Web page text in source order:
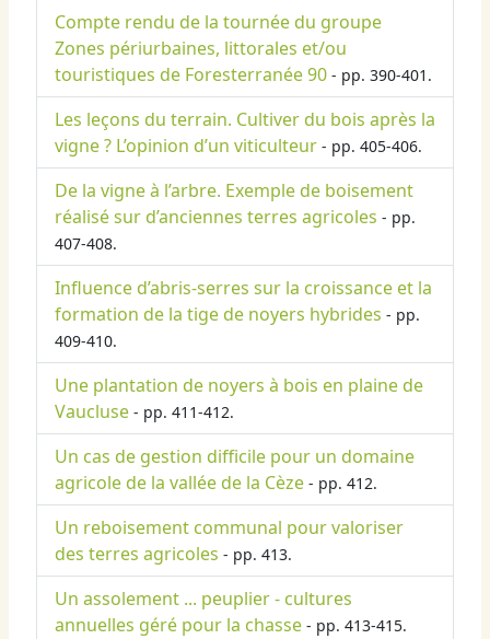
Compte rendu de la tournée du groupe
Zones périurbaines, littorales et/ou
touristiques de Foresterranée 90 - pp. 390-401.
Les leçons du terrain. Cultiver du bois après la
vigne ? L’opinion d’un viticulteur - pp. 405-406.
De la vigne à l’arbre. Exemple de boisement
réalisé sur d’anciennes terres agricoles - pp.
407-408.
Influence d’abris-serres sur la croissance et la
formation de la tige de noyers hybrides - pp.
409-410.
Une plantation de noyers à bois en plaine de
Vaucluse - pp. 411-412.
Un cas de gestion difficile pour un domaine
agricole de la vallée de la Cèze - pp. 412.
Un reboisement communal pour valoriser
des terres agricoles - pp. 413.
Un assolement ... peuplier - cultures
annuelles géré pour la chasse - pp. 413-415.